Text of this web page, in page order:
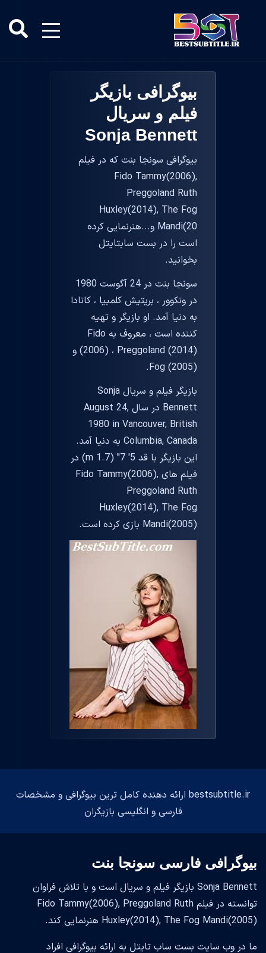
بیوگرافی بازیگر
فیلم و سریال
Sonja Bennett
بیوگرافی سونجا بنت که در فیلم
Fido Tammy(2006),
Preggoland Ruth
Huxley(2014), The Fog
Mandi(20 و...هنرنمایی کرده
است را در بست سابتایتل
بخوانید.
سونجا بنت در 24 آگوست 1980
در ونکوور ، بریتیش کلمبیا ، کانادا
به دنیا آمد. او بازیگر و تهیه
کننده است ، معروف به Fido
(2006) ، Preggoland (2014) و
Fog (2005).
بازیگر فیلم و سریال Sonja
Bennett در سال August 24,
1980 in Vancouver, British
Columbia, Canada به دنیا آمد.
این بازیگر با قد 5' 7" (1.7 m) در
فیلم های Fido Tammy(2006),
Preggoland Ruth
Huxley(2014), The Fog
Mandi(2005) بازی کرده است.
bestsubtitle.ir ارائه دهنده کامل ترین بیوگرافی و مشخصات
فارسی و انگلیسی بازیگران
بیوگرافی فارسی سونجا بنت
Sonja Bennett بازیگر فیلم و سریال است و با تلاش فراوان
توانسته در فیلم Fido Tammy(2006), Preggoland Ruth
Huxley(2014), The Fog Mandi(2005) هنرنمایی کند.
ما در وب سایت بست ساب تایتل به ارائه بیوگرافی افراد